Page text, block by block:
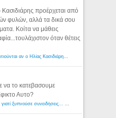
προέρχεται από
φυλών, αλλά τα δικά σου
Κοίτα να μάθεις
όταν θέτεις
Αμερικανοί ρατσιστές αναρωτιούνται αν ο Ηλίας Κασιδιάρης ανήκει στη λευκή φυλή... - Λόγιος Ερμής
το κατεβασουμε
Αυτο?
Ένα βιβλίο που πολεμήθηκε γιατί ξυπνούσε συνειδήσεις... - Λόγιος Ερμής | Η γνώση ξεκινάει με την αναζήτηση...